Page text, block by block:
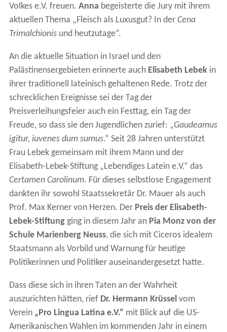
Volkes e.V. freuen. Anna begeisterte die Jury mit ihrem
aktuellen Thema „Fleisch als Luxusgut? In der Cena
Trimalchionis und heutzutage“.
An die aktuelle Situation in Israel und den
Palästinensergebieten erinnerte auch Elisabeth Lebek in
ihrer traditionell lateinisch gehaltenen Rede. Trotz der
schrecklichen Ereignisse sei der Tag der
Preisverleihungsfeier auch ein Festtag, ein Tag der
Freude, so dass sie den Jugendlichen zurief: „Gaudeamus
igitur, iuvenes dum sumus.“ Seit 28 Jahren unterstützt
Frau Lebek gemeinsam mit ihrem Mann und der
Elisabeth-Lebek-Stiftung „Lebendiges Latein e.V.“ das
Certamen Carolinum. Für dieses selbstlose Engagement
dankten ihr sowohl Staatssekretär Dr. Mauer als auch
Prof. Max Kerner von Herzen. Der Preis der Elisabeth-
Lebek-Stiftung ging in diesem Jahr an Pia Monz von der
Schule Marienberg Neuss, die sich mit Ciceros idealem
Staatsmann als Vorbild und Warnung für heutige
Politikerinnen und Politiker auseinandergesetzt hatte.
Dass diese sich in ihren Taten an der Wahrheit
auszurichten hätten, rief Dr. Hermann Krüssel vom
Verein „Pro Lingua Latina e.V.“ mit Blick auf die US-
Amerikanischen Wahlen im kommenden Jahr in einem